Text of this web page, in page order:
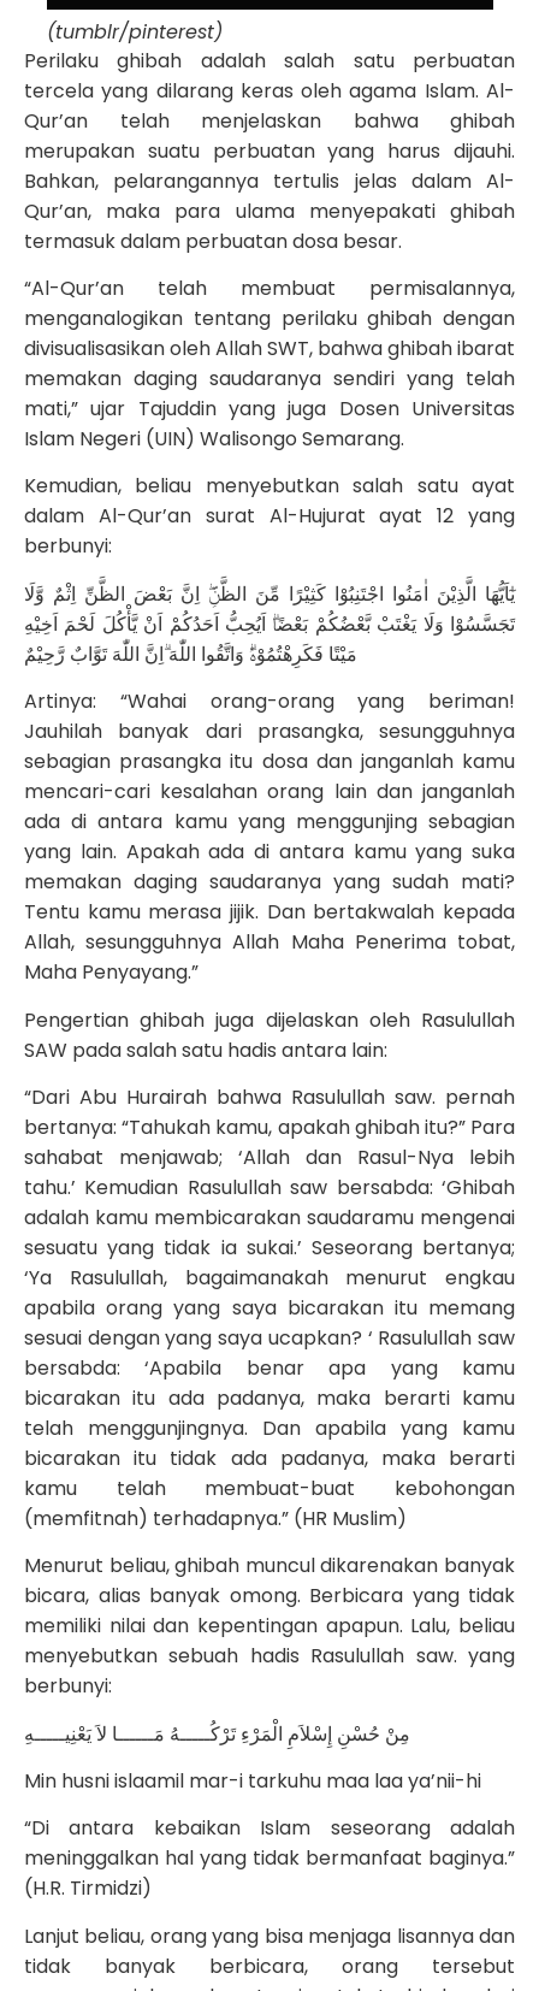
(tumblr/pinterest)
Perilaku ghibah adalah salah satu perbuatan
tercela yang dilarang keras oleh agama Islam. Al-
Qur’an telah menjelaskan bahwa ghibah
merupakan suatu perbuatan yang harus dijauhi.
Bahkan, pelarangannya tertulis jelas dalam Al-
Qur’an, maka para ulama menyepakati ghibah
termasuk dalam perbuatan dosa besar.
“Al-Qur’an telah membuat permisalannya,
menganalogikan tentang perilaku ghibah dengan
divisualisasikan oleh Allah SWT, bahwa ghibah ibarat
memakan daging saudaranya sendiri yang telah
mati,” ujar Tajuddin yang juga Dosen Universitas
Islam Negeri (UIN) Walisongo Semarang.
Kemudian, beliau menyebutkan salah satu ayat
dalam Al-Qur’an surat Al-Hujurat ayat 12 yang
berbunyi:
يٰٓاَيُّهَا الَّذِيْنَ اٰمَنُوا اجْتَنِبُوْا كَثِيْرًا مِّنَ الظَّنِّۖ اِنَّ بَعْضَ الظَّنِّ اِثْمٌ وَّلَا
تَجَسَّسُوْا وَلَا يَغْتَبْ بَّعْضُكُمْ بَعْضًاۗ اَيُحِبُّ اَحَدُكُمْ اَنْ يَّأْكُلَ لَحْمَ اَخِيْهِ
مَيْتًا فَكَرِهْتُمُوْهُۗ وَاتَّقُوا اللّٰهَ ۗاِنَّ اللّٰهَ تَوَّابٌ رَّحِيْمٌ
Artinya: “Wahai orang-orang yang beriman!
Jauhilah banyak dari prasangka, sesungguhnya
sebagian prasangka itu dosa dan janganlah kamu
mencari-cari kesalahan orang lain dan janganlah
ada di antara kamu yang menggunjing sebagian
yang lain. Apakah ada di antara kamu yang suka
memakan daging saudaranya yang sudah mati?
Tentu kamu merasa jijik. Dan bertakwalah kepada
Allah, sesungguhnya Allah Maha Penerima tobat,
Maha Penyayang.”
Pengertian ghibah juga dijelaskan oleh Rasulullah
SAW pada salah satu hadis antara lain:
“Dari Abu Hurairah bahwa Rasulullah saw. pernah
bertanya: “Tahukah kamu, apakah ghibah itu?” Para
sahabat menjawab; ‘Allah dan Rasul-Nya lebih
tahu.’ Kemudian Rasulullah saw bersabda: ‘Ghibah
adalah kamu membicarakan saudaramu mengenai
sesuatu yang tidak ia sukai.’ Seseorang bertanya;
‘Ya Rasulullah, bagaimanakah menurut engkau
apabila orang yang saya bicarakan itu memang
sesuai dengan yang saya ucapkan? ‘ Rasulullah saw
bersabda: ‘Apabila benar apa yang kamu
bicarakan itu ada padanya, maka berarti kamu
telah menggunjingnya. Dan apabila yang kamu
bicarakan itu tidak ada padanya, maka berarti
kamu telah membuat-buat kebohongan
(memfitnah) terhadapnya.” (HR Muslim)
Menurut beliau, ghibah muncul dikarenakan banyak
bicara, alias banyak omong. Berbicara yang tidak
memiliki nilai dan kepentingan apapun. Lalu, beliau
menyebutkan sebuah hadis Rasulullah saw. yang
berbunyi:
مِنْ حُسْنِ إِسْلاَمِ الْمَرْءِ تَرْكُـــــهُ مَــــــا لاَ يَعْنِيـــــهِ
Min husni islaamil mar-i tarkuhu maa laa ya’nii-hi
“Di antara kebaikan Islam seseorang adalah
meninggalkan hal yang tidak bermanfaat baginya.”
(H.R. Tirmidzi)
Lanjut beliau, orang yang bisa menjaga lisannya dan
tidak banyak berbicara, orang tersebut